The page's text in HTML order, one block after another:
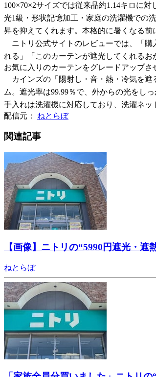
100×70×2サイズでは従来品約1.14キロに
光1級・形状記憶加工・家庭の洗濯機での
昇を抑えてくれます。本格的に暑くなる前
ニトリ公式サイトのレビューでは、「購
れる」「このカーテンが遮光してくれる
お気に入りのカーテンをグレードアップ
カインズの「陽射し・音・熱・冷気を遮
ム。遮光率は99.99％で、外からの光をし
手入れは洗濯機に対応しており、洗濯ネッ
配信元： ねとらぼ
関連記事
【画像】ニトリの“5990円遮光・遮
ねとらぼ